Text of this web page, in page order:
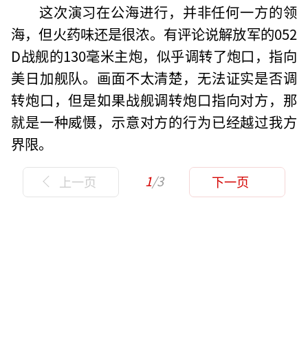
这次演习在公海进行，并非任何一方的领
海，但火药味还是很浓。有评论说解放军的052
D战舰的130毫米主炮，似乎调转了炮口，指向
美日加舰队。画面不太清楚，无法证实是否调
转炮口，但是如果战舰调转炮口指向对方，那
就是一种威慑，示意对方的行为已经越过我方
界限。
上一页 1/3 下一页